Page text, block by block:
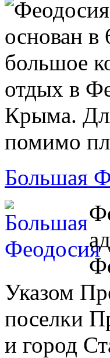
основан
большое
отдых в
Крыма.
помимо
Большая
Указом
поселки
и город